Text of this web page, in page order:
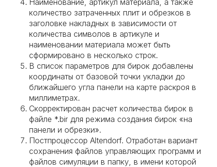
Наименование, артикул материала, а также
количество затраченных плит и обрезков в
заголовке накладных в зависимости от
количества символов в артикуле и
наименовании материала может быть
сформировано в несколько строк.
В список параметров для бирок добавлены
координаты от базовой точки укладки до
ближайшего угла панели на карте раскроя в
миллиметрах.
Скорректирован расчет количества бирок в
файле *.bir для режима создания бирок «на
панели и обрезки».
Постпроцессор Altendorf. Отработан вариант
сохранения файлов управляющих программ и
файлов симуляции в папку, в имени которой